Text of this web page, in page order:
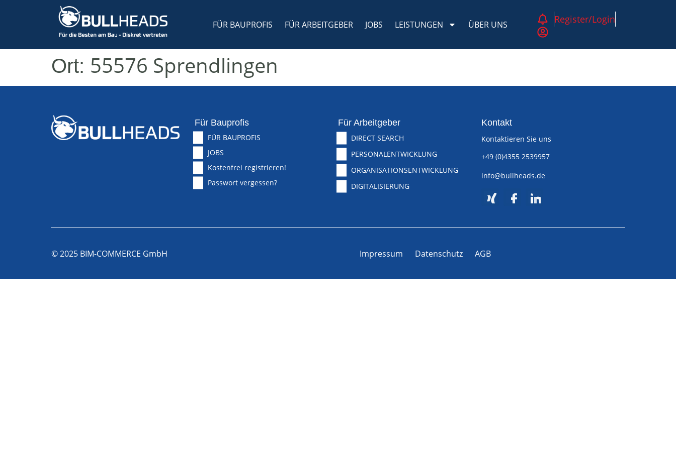
FÜR BAUPROFIS FÜR ARBEITGEBER JOBS LEISTUNGEN ÜBER UNS Register/Login
Ort: 55576 Sprendlingen
Für Bauprofis
FÜR BAUPROFIS
JOBS
Kostenfrei registrieren!
Passwort vergessen?
Für Arbeitgeber
DIRECT SEARCH
PERSONALENTWICKLUNG
ORGANISATIONSENTWICKLUNG
DIGITALISIERUNG
Kontakt
Kontaktieren Sie uns
+49 (0)4355 2539957
info@bullheads.de
© 2025 BIM-COMMERCE GmbH Impressum Datenschutz AGB